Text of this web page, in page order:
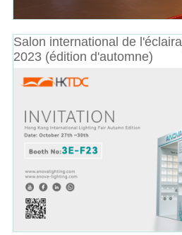
Salon international de
2023 (édition d'automne)